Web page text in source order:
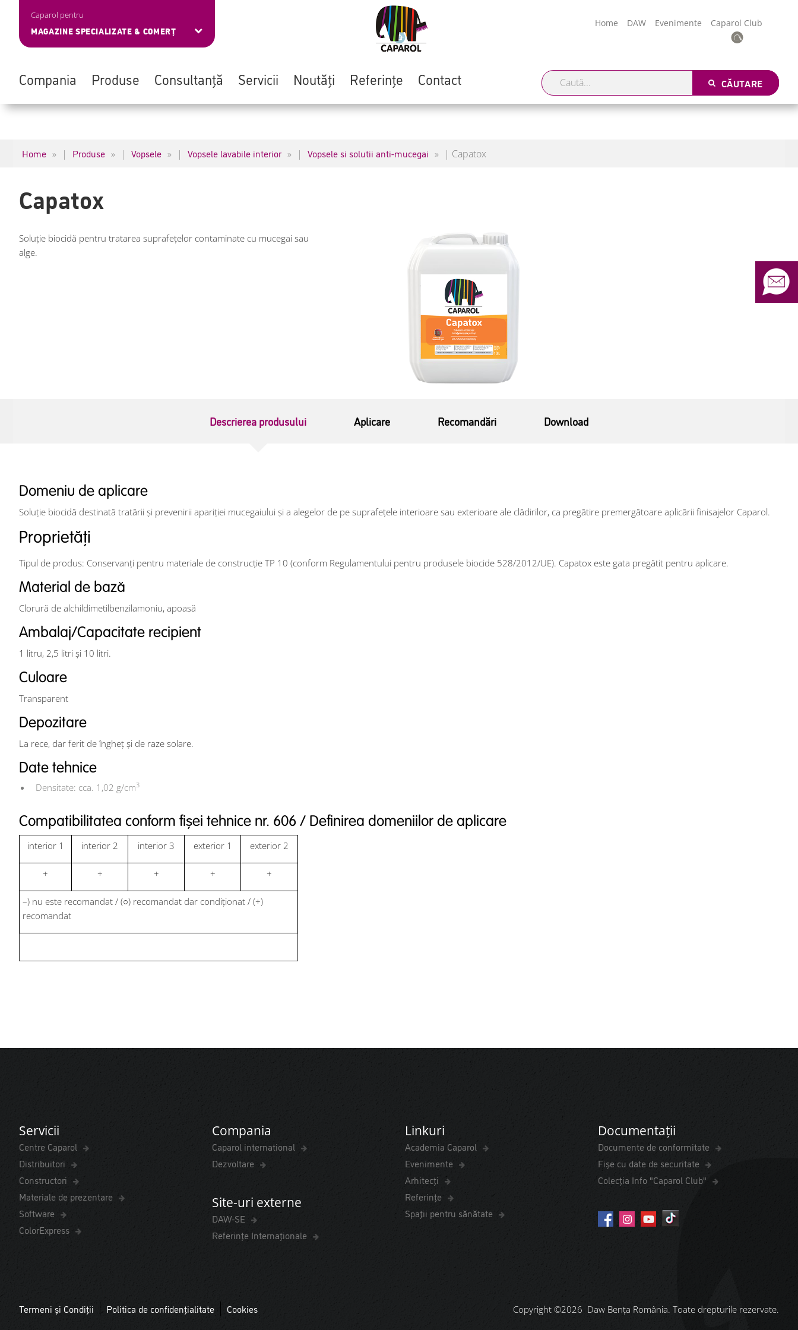
Skip
Caparol pentru
MAGAZINE SPECIALIZATE & COMERȚ
Home DAW Evenimente Caparol Club
Compania Produse Consultanță Servicii Noutăți Referințe Contact CĂUTARE
Navigation
Home | Produse | Vopsele | Vopsele lavabile interior | Vopsele si solutii anti-mucegai | Capatox
Capatox
Soluţie biocidă pentru tratarea suprafețelor contaminate cu mucegai sau
alge.
Descrierea produsului Aplicare Recomandări Download
Domeniu de aplicare
Soluţie biocidă destinată tratării şi prevenirii apariţiei mucegaiului și a alegelor de pe suprafeţele interioare sau exterioare ale clădirilor, ca pregătire premergătoare aplicării finisajelor Caparol.
Proprietăți
Tipul de produs: Conservanți pentru materiale de construcție TP 10 (conform Regulamentului pentru produsele biocide 528/2012/UE). Capatox este gata pregătit pentru aplicare.
Material de bază
Clorură de alchildimetilbenzilamoniu, apoasă
Ambalaj/Capacitate recipient
1 litru, 2,5 litri și 10 litri.
Culoare
Transparent
Depozitare
La rece, dar ferit de îngheț şi de raze solare.
Date tehnice
Densitate: cca. 1,02 g/cm3
Compatibilitatea conform fișei tehnice nr. 606 / Definirea domeniilor de aplicare
interior 1 interior 2 interior 3 exterior 1 exterior 2
+ + + + +
–) nu este recomandat / (○) recomandat dar condiționat / (+)
recomandat
Servicii
Centre Caparol
Distribuitori
Constructori
Materiale de prezentare
Software
ColorExpress
Compania
Caparol international
Dezvoltare
Site-uri externe
DAW-SE
Referințe Internaționale
Linkuri
Academia Caparol
Evenimente
Arhitecți
Referințe
Spaţii pentru sănătate
Documentații
Documente de conformitate
Fișe cu date de securitate
Colecția Info "Caparol Club"
Termeni și Condiții Politica de confidențialitate Cookies Copyright ©2026 Daw Benţa România. Toate drepturile rezervate.